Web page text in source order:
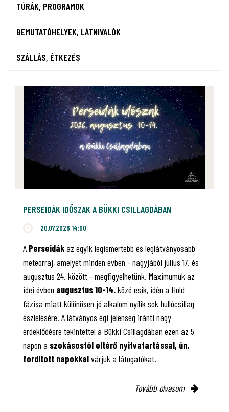
TÚRÁK, PROGRAMOK
BEMUTATÓHELYEK, LÁTNIVALÓK
SZÁLLÁS, ÉTKEZÉS
PERSEIDÁK IDŐSZAK A BÜKKI CSILLAGDÁBAN
20.07.2026 14:00
A Perseidákaz egyik legismertebb és leglátványosabb
meteorraj, amelyet minden évben - nagyjából július 17. és
augusztus 24. között - megfigyelhetünk. Maximumuk az
idei évben augusztus 10-14.közé esik, idén a Hold
fázisa miatt különösen jó alkalom nyílik sok hullócsillag
észlelésére. A látványos égi jelenség iránti nagy
érdeklődésre tekintettel a Bükki Csillagdában ezen az 5
napon a szokásostól eltérő nyitvatartással, ún.
fordított napokkalvárjuk a látogatókat.
Tovább olvasom